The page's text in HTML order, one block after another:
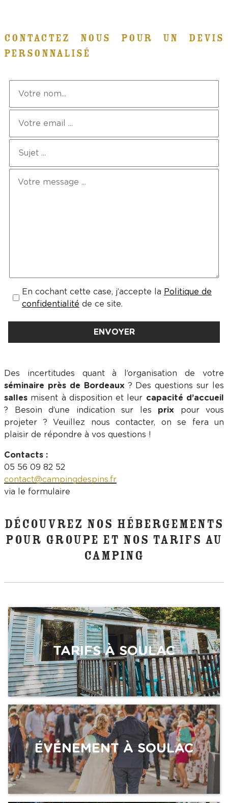
CONTACTEZ NOUS POUR UN DEVIS
PERSONNALISÉ
En cochant cette case, j’accepte la Politique de
confidentialité de ce site.
Des incertitudes quant à l’organisation de votre
séminaire près de Bordeaux ? Des questions sur les
salles misent à disposition et leur capacité d’accueil
? Besoin d’une indication sur les prix pour vous
projeter ? Veuillez nous contacter, on se fera un
plaisir de répondre à vos questions !
Contacts :
05 56 09 82 52
contact@campingdespins.fr
via le formulaire
DÉCOUVREZ NOS HÉBERGEMENTS
POUR GROUPE ET NOS TARIFS AU
CAMPING
TARIFS À SOULAC
ÉVÉNEMENT À SOULAC